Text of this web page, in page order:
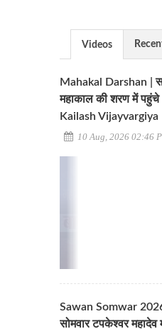
Videos
Mahakal Darshan |
महाकाल की शरण में
Kailash Vijayvargiya
10 Aug, 2026 02:46
Sawan Somwar
सोमवार टपकेश्वर महादेव